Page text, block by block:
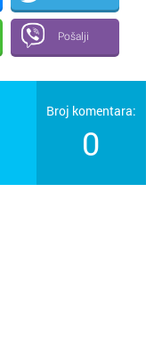
Pošalji
Broj komentara:
0